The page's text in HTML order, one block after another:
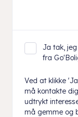
Ja tak,
fra
Ved at klikke
må kontakte
udtrykt
må gemme og